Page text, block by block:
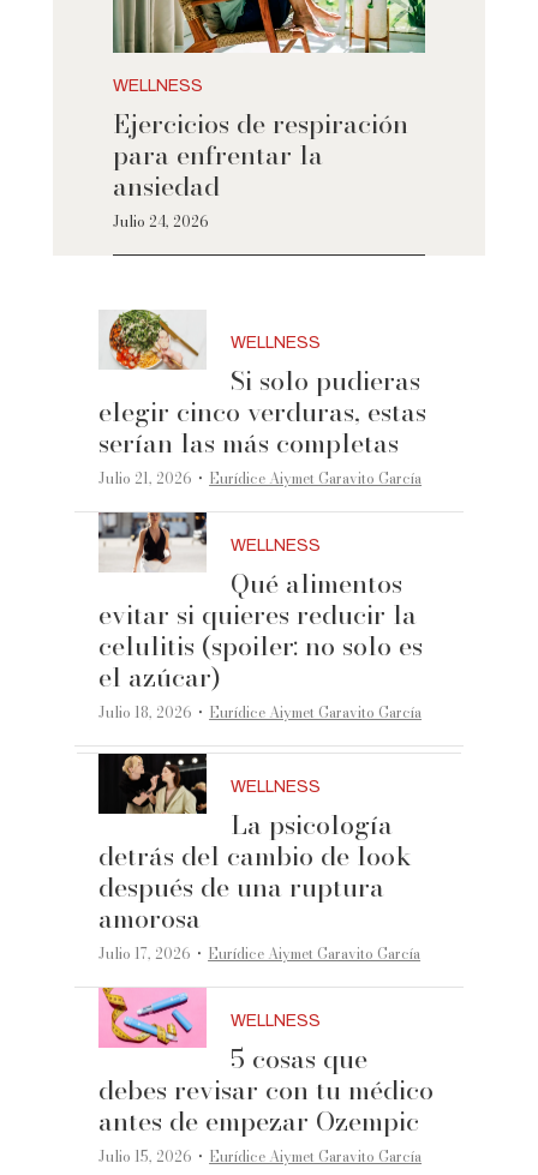
WELLNESS
Ejercicios de respiración
para enfrentar la
ansiedad
Julio 24, 2026
WELLNESS
Si solo pudieras
elegir cinco verduras, estas
serían las más completas
Julio 21, 2026 ·Eurídice Aiymet Garavito García
WELLNESS
Qué alimentos
evitar si quieres reducir la
celulitis (spoiler: no solo es
el azúcar)
Julio 18, 2026 ·Eurídice Aiymet Garavito García
WELLNESS
La psicología
detrás del cambio de look
después de una ruptura
amorosa
Julio 17, 2026 ·Eurídice Aiymet Garavito García
WELLNESS
5 cosas que
debes revisar con tu médico
antes de empezar Ozempic
Julio 15, 2026 ·Eurídice Aiymet Garavito García